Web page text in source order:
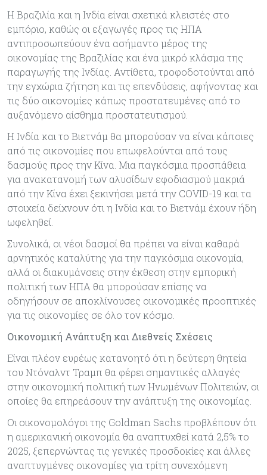
Η Βραζιλία και η Ινδία είναι σχετικά κλειστές στο
εµπόριο, καθώς οι εξαγωγές προς τις ΗΠΑ
αντιπροσωπεύουν ένα ασήµαντο µέρος της
οικονοµίας της Βραζιλίας και ένα µικρό κλάσµα της
παραγωγής της Ινδίας. Αντίθετα, τροφοδοτούνται από
την εγχώρια ζήτηση και τις επενδύσεις, αφήνοντας και
τις δύο οικονοµίες κάπως προστατευµένες από το
αυξανόµενο αίσθηµα προστατευτισµού.
Η Ινδία και το Βιετνάµ θα µπορούσαν να είναι κάποιες
από τις οικονοµίες που επωφελούνται από τους
δασµούς προς την Κίνα. Μια παγκόσµια προσπάθεια
για ανακατανοµή των αλυσίδων εφοδιασµού µακριά
από την Κίνα έχει ξεκινήσει µετά την COVID-19 και τα
στοιχεία δείχνουν ότι η Ινδία και το Βιετνάµ έχουν ήδη
ωφεληθεί.
Συνολικά, οι νέοι δασµοί θα πρέπει να είναι καθαρά
αρνητικός καταλύτης για την παγκόσµια οικονοµία,
αλλά οι διακυµάνσεις στην έκθεση στην εµπορική
πολιτική των ΗΠΑ θα µπορούσαν επίσης να
οδηγήσουν σε αποκλίνουσες οικονοµικές προοπτικές
για τις οικονοµίες σε όλο τον κόσµο.
Οικονομική Ανάπτυξη και Διεθνείς Σχέσεις
Είναι πλέον ευρέως κατανοητό ότι η δεύτερη θητεία
του Ντόναλντ Τραµπ θα φέρει σηµαντικές αλλαγές
στην οικονοµική πολιτική των Ηνωµένων Πολιτειών, οι
οποίες θα επηρεάσουν την ανάπτυξη της οικονοµίας.
Οι οικονοµολόγοι της Goldman Sachs προβλέπουν ότι
η αµερικανική οικονοµία θα αναπτυχθεί κατά 2,5% το
2025, ξεπερνώντας τις γενικές προσδοκίες και άλλες
αναπτυγµένες οικονοµίες για τρίτη συνεχόµενη